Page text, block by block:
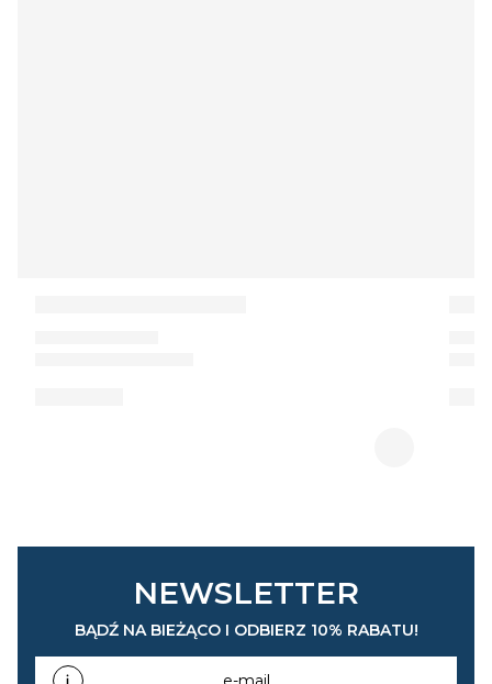
NEWSLETTER
BĄDŹ NA BIEŻĄCO I ODBIERZ 10% RABATU!